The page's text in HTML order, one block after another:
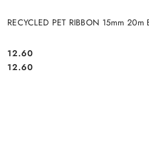
RECYCLED PET RIBBON 15mm 20m
Cena:
12.60
Cena:
12.60